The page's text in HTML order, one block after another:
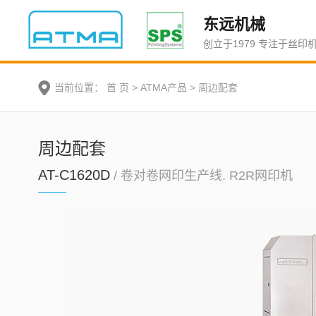
东远机械
创立于1979 专注于丝印
当前位置： 首 页 > ATMA产品 > 周边配套
周边配套
AT-C1620D/ 卷对卷网印生产线. R2R网印机